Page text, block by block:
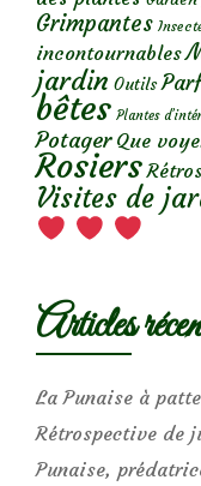
Grimpantes
incontournables
jardin Outils
bêtes Plantes
Potager Que
Rosiers
Visites de
Articles
La Punaise à
Rétrospective de
Punaise,